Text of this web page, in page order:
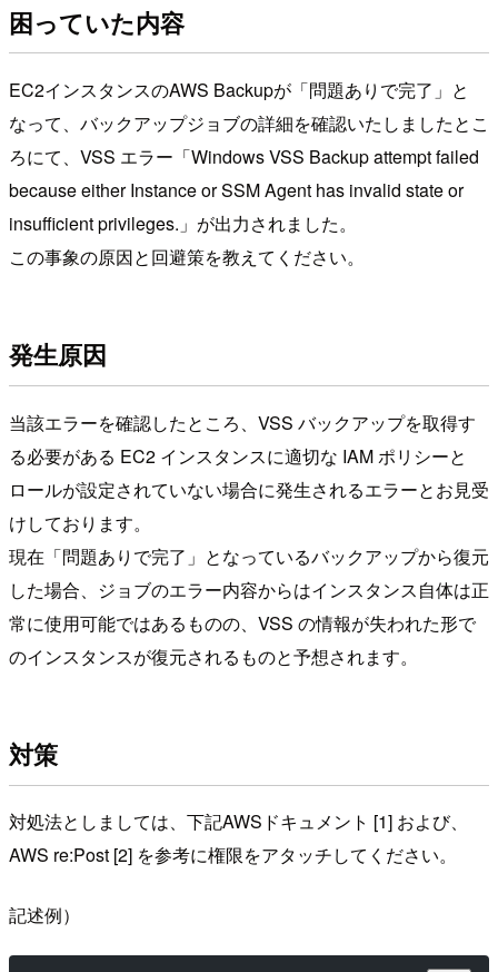
困っていた内容
EC2インスタンスのAWS Backupが「問題ありで完了」と
なって、バックアップジョブの詳細を確認いたしましたとこ
ろにて、VSS エラー「Windows VSS Backup attempt failed
because either Instance or SSM Agent has invalid state or
insufficient privileges.」が出力されました。
この事象の原因と回避策を教えてください。
発生原因
当該エラーを確認したところ、VSS バックアップを取得す
る必要がある EC2 インスタンスに適切な IAM ポリシーと
ロールが設定されていない場合に発生されるエラーとお見受
けしております。
現在「問題ありで完了」となっているバックアップから復元
した場合、ジョブのエラー内容からはインスタンス自体は正
常に使用可能ではあるものの、VSS の情報が失われた形で
のインスタンスが復元されるものと予想されます。
対策
対処法としましては、下記AWSドキュメント [1] および、
AWS re:Post [2] を参考に権限をアタッチしてください。
記述例）